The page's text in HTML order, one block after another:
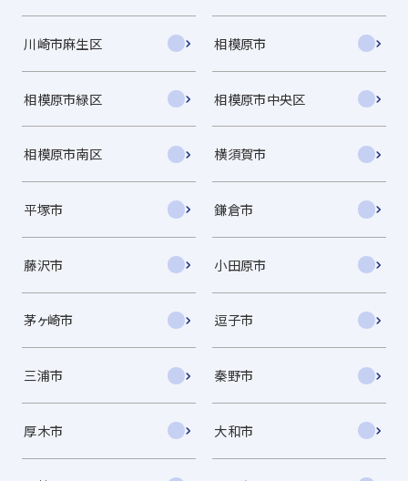
川崎市麻生区 相模原市
相模原市緑区 相模原市中央区
相模原市南区 横須賀市
平塚市 鎌倉市
藤沢市 小田原市
茅ヶ崎市 逗子市
三浦市 秦野市
厚木市 大和市